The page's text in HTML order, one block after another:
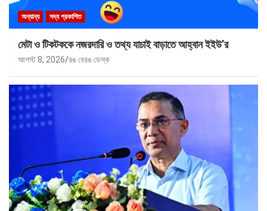
অন্যান্য সদ্য প্রকাশিত
মেটা ও টিকটককে নজরদারি ও তথ্য যাচাই বাড়াতে আহ্বান ইইউ’র
আগস্ট 8, 2026 রঙ বেরঙ ডেস্ক